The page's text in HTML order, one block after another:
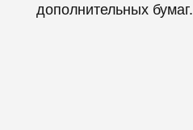
дополнительных бумаг.